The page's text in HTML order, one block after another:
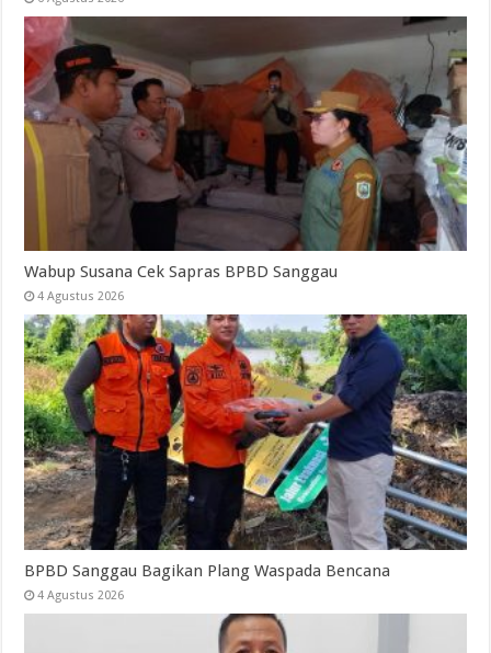
Wabup Susana Cek Sapras BPBD Sanggau
4 Agustus 2026
BPBD Sanggau Bagikan Plang Waspada Bencana
4 Agustus 2026